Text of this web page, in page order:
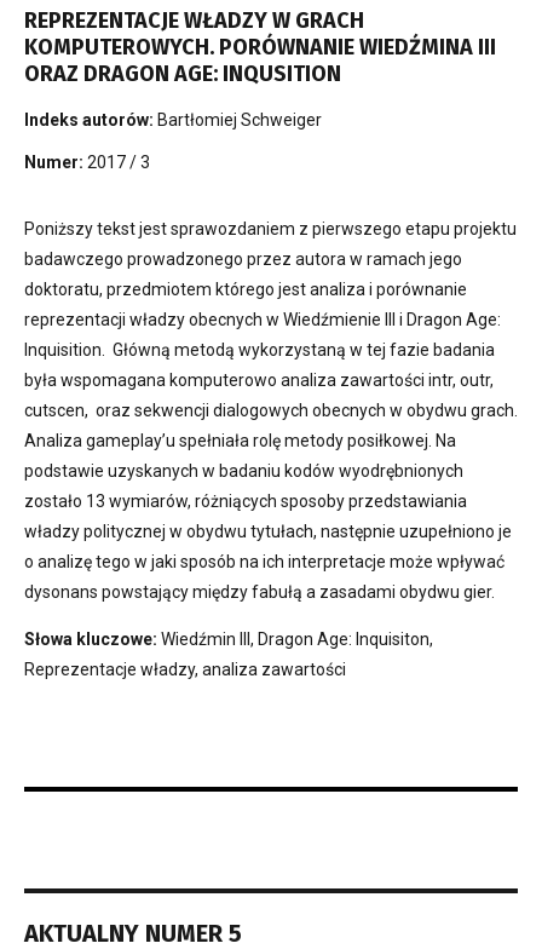
REPREZENTACJE WŁADZY W GRACH
KOMPUTEROWYCH. PORÓWNANIE WIEDŹMINA III
ORAZ DRAGON AGE: INQUSITION
Indeks autorów: Bartłomiej Schweiger
Numer: 2017 / 3
Poniższy tekst jest sprawozdaniem z pierwszego etapu projektu
badawczego prowadzonego przez autora w ramach jego
doktoratu, przedmiotem którego jest analiza i porównanie
reprezentacji władzy obecnych w Wiedźmienie III i Dragon Age:
Inquisition. Główną metodą wykorzystaną w tej fazie badania
była wspomagana komputerowo analiza zawartości intr, outr,
cutscen, oraz sekwencji dialogowych obecnych w obydwu grach.
Analiza gameplay’u spełniała rolę metody posiłkowej. Na
podstawie uzyskanych w badaniu kodów wyodrębnionych
zostało 13 wymiarów, różniących sposoby przedstawiania
władzy politycznej w obydwu tytułach, następnie uzupełniono je
o analizę tego w jaki sposób na ich interpretacje może wpływać
dysonans powstający między fabułą a zasadami obydwu gier.
Słowa kluczowe: Wiedźmin III, Dragon Age: Inquisiton,
Reprezentacje władzy, analiza zawartości
AKTUALNY NUMER 5